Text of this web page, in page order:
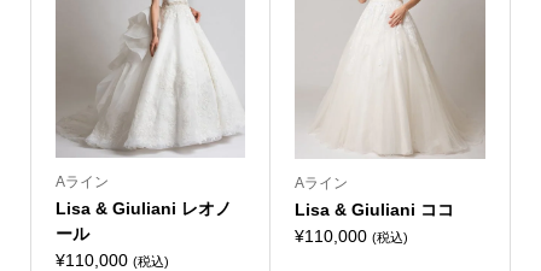
Aライン
Lisa & Giuliani レオノ
ール
¥110,000 (税込)
Aライン
Lisa & Giuliani ココ
¥110,000 (税込)